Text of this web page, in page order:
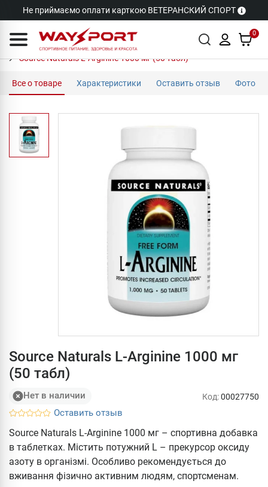
Не приймаємо оплати карткою ВЕТЕРАНСКИЙ СПОРТ
0
Source Naturals L-Arginine 1000 мг (50 табл)
Все о товаре Характеристики Оставить отзыв Фото
Source Naturals L-Arginine 1000 мг
(50 табл)
Нет в наличии
Оставить отзыв
Код:00027750
Source Naturals L-Arginine 1000 мг – спортивна добавка
в таблетках. Містить потужний L – прекурсор оксиду
азоту в організмі. Особливо рекомендується до
вживання фізично активним людям, спортсменам.